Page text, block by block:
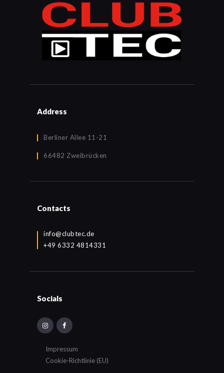
Address
Berliner Allee 11-21
66482 Zweibrücken
Contacts
info@clubtec.de
+49 6332 4814331
Socials
Impressum
Cookie-Richtlinie (EU)